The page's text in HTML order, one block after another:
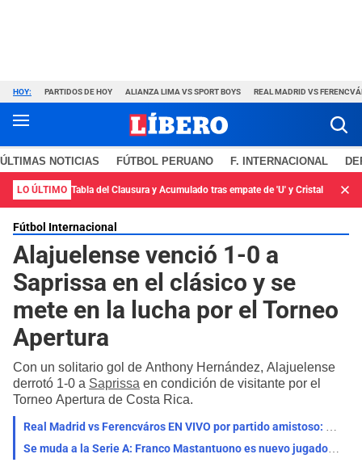
HOY: PARTIDOS DE HOY ALIANZA LIMA VS SPORT BOYS REAL MADRID VS
ÚLTIMAS NOTICIAS FÚTBOL PERUANO F. INTERNACIONAL
LO ÚLTIMO Tabla del Clausura y Acumulado tras empate de 'U' y Cristal
Fútbol Internacional
Alajuelense venció 1-0 a
Saprissa en el clásico y se
mete en la lucha por el Torneo
Apertura
Con un solitario gol de Anthony Hernández, Alajuelense
derrotó 1-0 a Saprissa en condición de visitante por el
Torneo Apertura de Costa Rica.
Real Madrid vs Ferencváros EN VIVO por partido amistoso: qué canal lo transmite, horario y pronóstico
Se muda a la Serie A: Franco Mastantuono es nuevo jugador de la Fiorentina de Italia